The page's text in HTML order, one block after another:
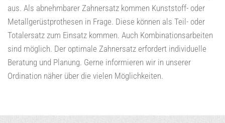
aus. Als abnehmbarer Zahnersatz kommen Kunststoff- oder
Metallgerüstprothesen in Frage. Diese können als Teil- oder
Totalersatz zum Einsatz kommen. Auch Kombinationsarbeiten
sind möglich. Der optimale Zahnersatz erfordert individuelle
Beratung und Planung. Gerne informieren wir in unserer
Ordination näher über die vielen Möglichkeiten.